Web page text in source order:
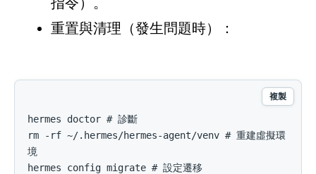
重置與清理（發生問題時）：
複製
hermes doctor # 診斷
rm -rf ~/.hermes/hermes-agent/venv # 重建虛擬環
境
hermes config migrate # 設定遷移